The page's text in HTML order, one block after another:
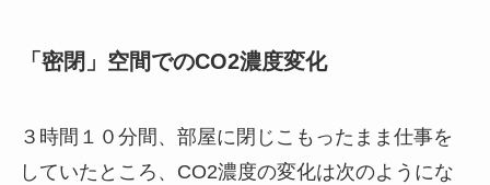
「密閉」空間でのCO2濃度変化
３時間１０分間、部屋に閉じこもったまま仕事を
していたところ、CO2濃度の変化は次のようにな